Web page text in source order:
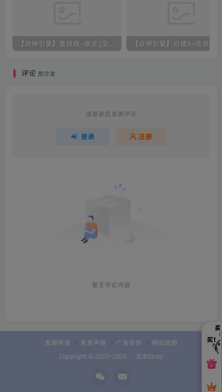
评论 抢沙发
请登录后发表评论
登录 注册
暂无评论内容
友链申请 免责声明 广告合作 网站地图
Copyright © 2022-2026 ・ 流浪Stray